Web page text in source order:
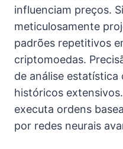
influenciam preços.
meticulosamente
padrões repetitivos
criptomoedas.
de análise
históricos
executa ordens
por redes neurais